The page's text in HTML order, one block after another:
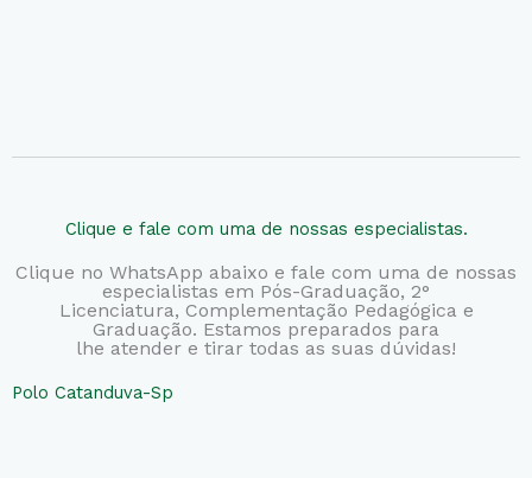
Clique e fale com uma de nossas especialistas.
Clique no WhatsApp abaixo e fale com uma de nossas
especialistas em Pós-Graduação, 2°
Licenciatura, Complementação Pedagógica e
Graduação. Estamos preparados para
lhe atender e tirar todas as suas dúvidas!
Polo Catanduva-Sp